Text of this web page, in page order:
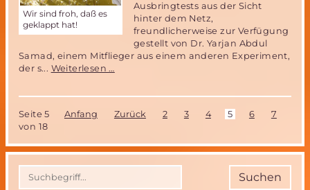
Wir sind froh, daß es
geklappt hat!
Ausbringtests aus der Sicht
hinter dem Netz,
freundlicherweise zur Verfügung
gestellt von Dr. Yarjan Abdul
Samad, einem Mitflieger aus einem anderen Experiment,
der s... Weiterlesen …
Seite 5
von 18
Anfang Zurück 2 3 4 5 6 7
Suchen